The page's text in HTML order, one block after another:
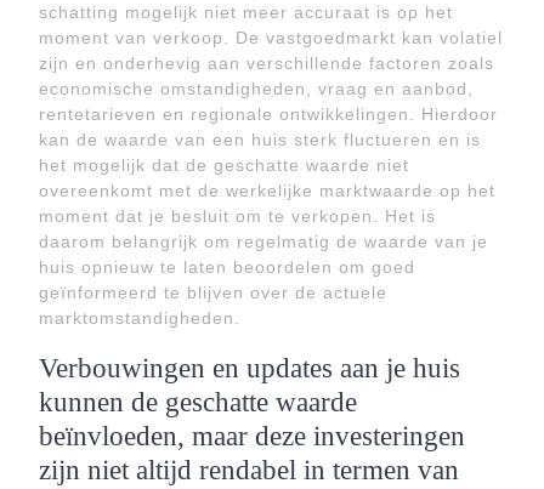
schatting mogelijk niet meer accuraat is op het
moment van verkoop. De vastgoedmarkt kan volatiel
zijn en onderhevig aan verschillende factoren zoals
economische omstandigheden, vraag en aanbod,
rentetarieven en regionale ontwikkelingen. Hierdoor
kan de waarde van een huis sterk fluctueren en is
het mogelijk dat de geschatte waarde niet
overeenkomt met de werkelijke marktwaarde op het
moment dat je besluit om te verkopen. Het is
daarom belangrijk om regelmatig de waarde van je
huis opnieuw te laten beoordelen om goed
geïnformeerd te blijven over de actuele
marktomstandigheden.
Verbouwingen en updates aan je huis
kunnen de geschatte waarde
beïnvloeden, maar deze investeringen
zijn niet altijd rendabel in termen van